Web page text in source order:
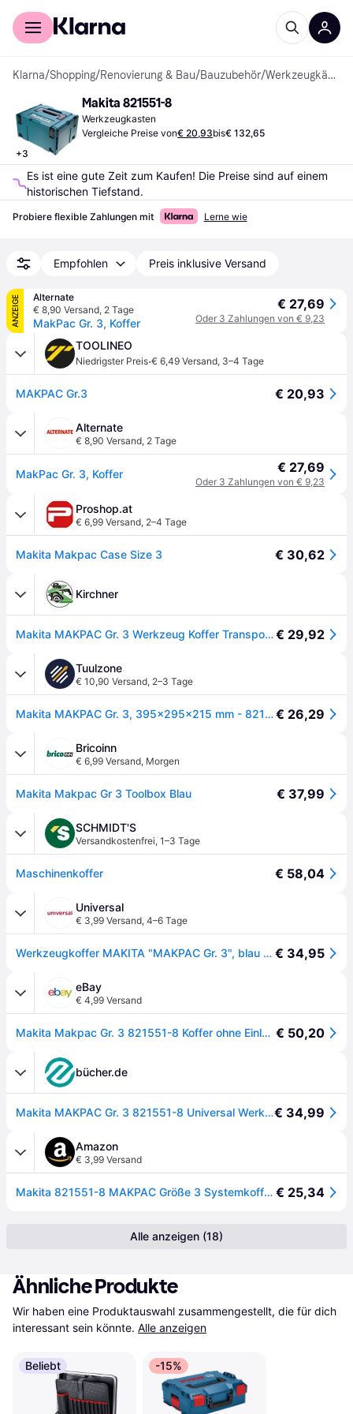
Für Shopper
Klarna/Shopping/Renovierung & Bau/Bauzubehör/ Werkzeugkästen
+3
Makita ‎821551-8
Werkzeugkasten
Vergleiche Preise von€ 20,93bis€ 132,65
Es ist eine gute Zeit zum Kaufen! Die Preise sind auf einem
historischen Tiefstand.
Probiere flexible Zahlungen mit Lerne wie
Empfohlen Preis inklusive Versand
ANZEIGE
Alternate
€ 8,90 Versand, 2 Tage
MakPac Gr. 3, Koffer
€ 27,69
Oder 3 Zahlungen von € 9,23
TOOLINEO
Niedrigster Preis·€ 6,49 Versand, 3–4 Tage
MAKPAC Gr.3 € 20,93
Alternate
€ 8,90 Versand, 2 Tage
MakPac Gr. 3, Koffer € 27,69
Oder 3 Zahlungen von € 9,23
Proshop.at
€ 6,99 Versand, 2–4 Tage
Makita Makpac Case Size 3 € 30,62
Kirchner
Makita MAKPAC Gr. 3 Werkzeug Koffer Transportbox 821551-8€ 29,92
Tuulzone
€ 10,90 Versand, 2–3 Tage
Makita MAKPAC Gr. 3, 395x295x215 mm - 821551-8€ 26,29
Bricoinn
€ 6,99 Versand, Morgen
Makita Makpac Gr 3 Toolbox Blau € 37,99
SCHMIDT'S
Versandkostenfrei, 1–3 Tage
Maschinenkoffer € 58,04
Universal
€ 3,99 Versand, 4–6 Tage
Werkzeugkoffer MAKITA "MAKPAC Gr. 3", blau (türkis), B:29,5cm H:21,5cm T:39,5cm, Kunststoff, Aufbewahrungsboxen, Werkzeugkoffer, unbefüllt, BxHxT: 29,5x21,7x39,5 cm € 34,95
eBay
€ 4,99 Versand
Makita Makpac Gr. 3 821551-8 Koffer ohne Einlage € 50,20
bücher.de
Makita MAKPAC Gr. 3 821551-8 Universal Werkzeugkoffer unbestückt 1 Stück (L x B x H) 295 x 395 x 210 mm - Blau€ 34,99
Amazon
€ 3,99 Versand
Makita 821551-8 MAKPAC Größe 3 Systemkoffer, Werkzeugkoffer, Transportkoffer, verknüpfbar an Koffersystem, mit Tragegriff, 395 x 295 x 210 mm (LxBxH) € 25,34
Alle anzeigen (18)
Ähnliche Produkte
Wir haben eine Produktauswahl zusammengestellt, die für dich
interessant sein könnte. Alle anzeigen
Beliebt -15%